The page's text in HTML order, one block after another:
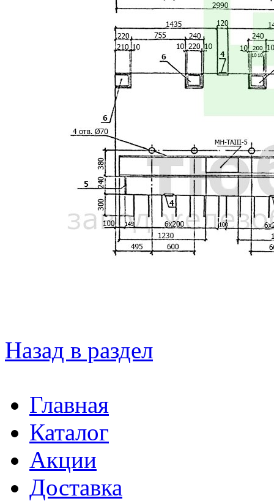
Назад в раздел
Главная
Каталог
Акции
Доставка